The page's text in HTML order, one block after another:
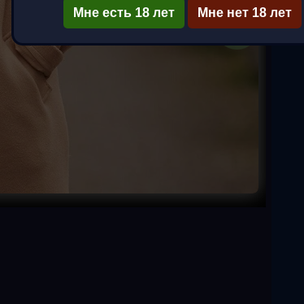
▶
Мне есть 18 лет Мне нет 18 лет